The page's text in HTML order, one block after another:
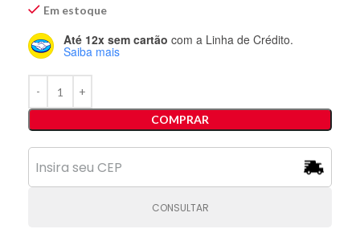
Em estoque
Até 12x sem cartão com a Linha de Crédito.
Saiba mais
COMPRAR
CONSULTAR